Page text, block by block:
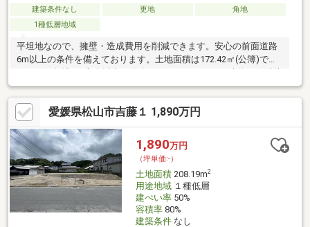
建築条件なし 更地
角地
1種低層地域
平坦地なので、擁壁・造成費用を削減できます。安心の前面道路
6m以上の条件を備えております。土地面積は172.42㎡(公簿)でイ
チオシ。角地は2方向以上が道路になるため、ほかの建物との隣接
面が少ないのが特徴です。周辺環境の良い売地ですので、土地購
入をご検討の方におすすめです。
愛媛県松山市吉藤１ 1,890万円
1,890万円
（坪単価:-）
土地面積208.19m2
用途地域１種低層
建ぺい率50%
容積率80%
建築条件なし